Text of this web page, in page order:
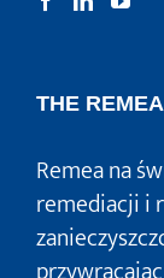
THE
Remea na
remediacji i